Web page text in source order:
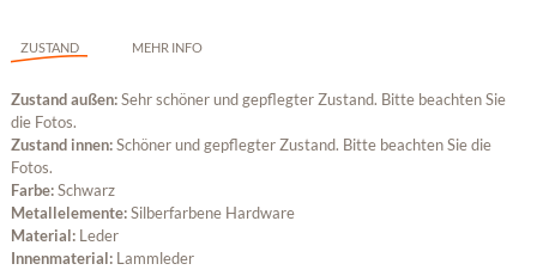
ZUSTAND MEHR INFO
Zustand außen:Sehr schöner und gepflegter Zustand. Bitte beachten Sie
die Fotos.
Zustand innen:Schöner und gepflegter Zustand. Bitte beachten Sie die
Fotos.
Farbe:Schwarz
Metallelemente:Silberfarbene Hardware
Material: Leder
Innenmaterial: Lammleder